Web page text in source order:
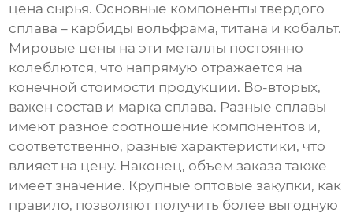
цена сырья. Основные компоненты твердого
сплава – карбиды вольфрама, титана и кобальт.
Мировые цены на эти металлы постоянно
колеблются, что напрямую отражается на
конечной стоимости продукции. Во-вторых,
важен состав и марка сплава. Разные сплавы
имеют разное соотношение компонентов и,
соответственно, разные характеристики, что
влияет на цену. Наконец, объем заказа также
имеет значение. Крупные оптовые закупки, как
правило, позволяют получить более выгодную